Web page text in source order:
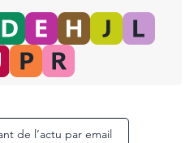
de l’actu par email